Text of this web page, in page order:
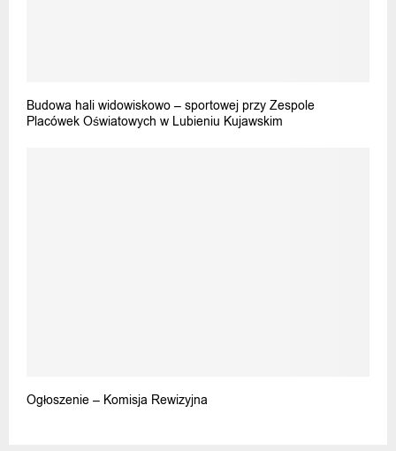
Budowa hali widowiskowo – sportowej przy Zespole
Placówek Oświatowych w Lubieniu Kujawskim
Ogłoszenie – Komisja Rewizyjna